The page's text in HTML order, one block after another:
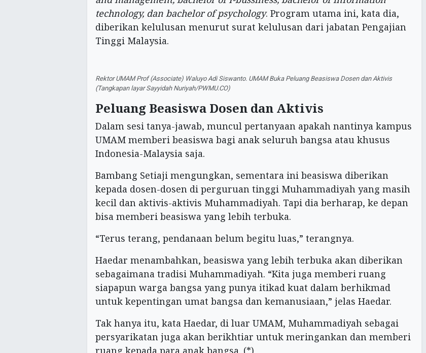
technology, dan bachelor of psychology. Program utama ini, kata dia,
diberikan kelulusan menurut surat kelulusan dari jabatan Pengajian
Tinggi Malaysia.
Rektor UMAM Prof (Associate) Waluyo Adi Siswanto. UMAM Buka Peluang Beasiswa Dosen dan Aktivis
(Tangkapan layar Sayyidah Nuriyah/PWMU.CO)
Peluang Beasiswa Dosen dan Aktivis
Dalam sesi tanya-jawab, muncul pertanyaan apakah nantinya kampus
UMAM memberi beasiswa bagi anak seluruh bangsa atau khusus
Indonesia-Malaysia saja.
Bambang Setiaji mengungkan, sementara ini beasiswa diberikan
kepada dosen-dosen di perguruan tinggi Muhammadiyah yang masih
kecil dan aktivis-aktivis Muhammadiyah. Tapi dia berharap, ke depan
bisa memberi beasiswa yang lebih terbuka.
“Terus terang, pendanaan belum begitu luas,” terangnya.
Haedar menambahkan, beasiswa yang lebih terbuka akan diberikan
sebagaimana tradisi Muhammadiyah. “Kita juga memberi ruang
siapapun warga bangsa yang punya itikad kuat dalam berhikmad
untuk kepentingan umat bangsa dan kemanusiaan,” jelas Haedar.
Tak hanya itu, kata Haedar, di luar UMAM, Muhammadiyah sebagai
persyarikatan juga akan berikhtiar untuk meringankan dan memberi